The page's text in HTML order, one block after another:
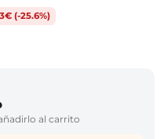
(-25.6%)
al carrito